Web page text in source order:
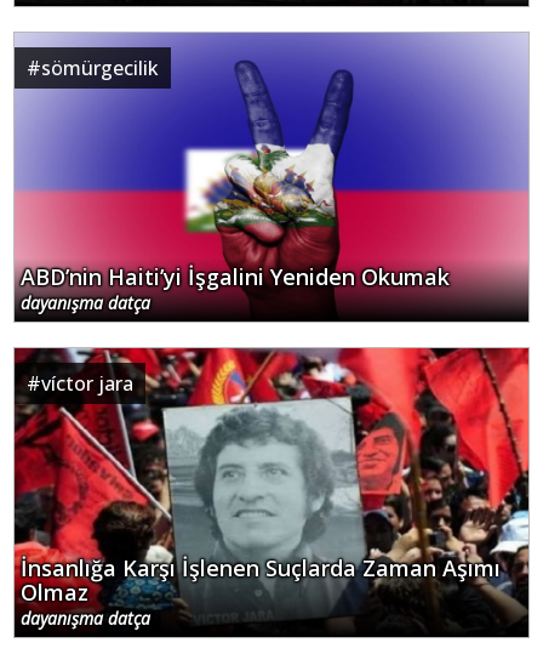
#sömürgecilik
ABD’nin Haiti’yi İşgalini Yeniden Okumak
dayanışma datça
#víctor jara
İnsanlığa Karşı İşlenen Suçlarda Zaman Aşımı
Olmaz
dayanışma datça